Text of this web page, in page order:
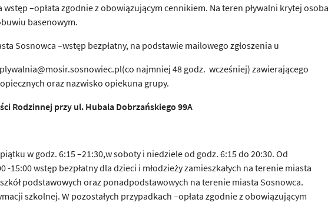
wstęp –opłata zgodnie z obowiązującym cennikiem. Na teren pływalni krytej osoba
basenowym.
Sosnowca –wstęp bezpłatny, na podstawie mailowego zgłoszenia u
najmniej 48 godz. wcześniej) zawierającego
oraz nazwisko opiekuna grupy.
ści Rodzinnej przy ul. Hubala Dobrzańskiego 99A
w godz. 6:15 –21:30,w soboty i niedziele od godz. 6:15 do 20:30. Od
-15:00 wstęp bezpłatny dla dzieci i młodzieży zamieszkałych na terenie miasta
podstawowych oraz ponadpodstawowych na terenie miasta Sosnowca.
szkolnej. W pozostałych przypadkach –opłata zgodnie z obowiązującym